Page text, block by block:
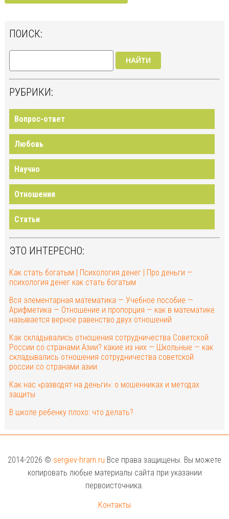
ПОИСК:
НАЙТИ
РУБРИКИ:
Вопрос-ответ
Любовь
Научно
Отношения
Статьи
ЭТО ИНТЕРЕСНО:
Как стать богатым | Психология денег | Про деньги —
психология денег как стать богатым
Вся элементарная математика — Учебное пособие —
Арифметика — Отношение и пропорция — как в математике
называется верное равенство двух отношений
Как складывались отношения сотрудничества Советской
России со странами Азии? какие из них — Школьные — как
складывались отношения сотрудничества советской
россии со странами азии
Как нас «разводят на деньги»: о мошенниках и методах
защиты
В школе ребенку плохо: что делать?
2014-2026 © sergiev-hram.ru Все права защищены. Вы можете
копировать любые материалы сайта при указании
первоисточника.
Контакты